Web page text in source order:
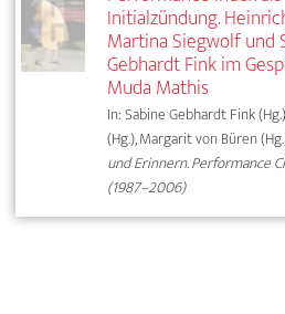
Initialzündung.
Martina Siegwolf und
Gebhardt Fink im
Muda Mathis
In: Sabine Gebhardt Fink
(Hg.), Margarit von Büren
und Erinnern. Performance
(1987–2006)